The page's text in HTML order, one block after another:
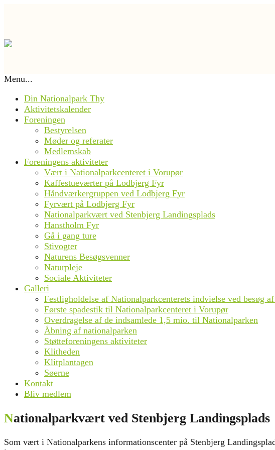
Menu...
Din Nationalpark Thy
Aktivitetskalender
Foreningen
Bestyrelsen
Møder og referater
Medlemskab
Foreningens aktiviteter
Vært i Nationalparkcenteret i Vorupør
Kaffestueværter på Lodbjerg Fyr
Håndværkergruppen ved Lodbjerg Fyr
Fyrvært på Lodbjerg Fyr
Nationalparkvært ved Stenbjerg Landingsplads
Hanstholm Fyr
Gå i gang ture
Stivogter
Naturens Besøgsvenner
Naturpleje
Sociale Aktiviteter
Galleri
Festligholdelse af Nationalparkcenterets indvielse ved besøg
Første spadestik til Nationalparkcenteret i Vorupør
Overdragelse af de indsamlede 1,5 mio. til Nationalparken
Åbning af nationalparken
Støtteforeningens aktiviteter
Klitheden
Klitplantagen
Søerne
Kontakt
Bliv medlem
Nationalparkvært ved Stenbjerg Landingsplads
Som vært i Nationalparkens informationscenter på Stenbjerg